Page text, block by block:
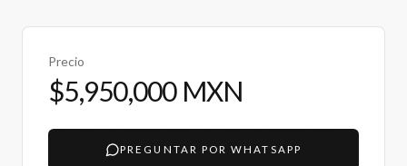
Precio
$5,950,000 MXN
PREGUNTAR POR WHATSAPP